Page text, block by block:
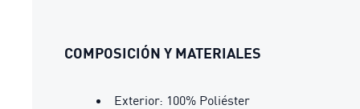
COMPOSICIÓN Y MATERIALES
Exterior: 100% Poliéster